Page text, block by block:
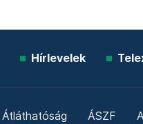
Hírlevelek
Átláthatóság ÁSZF